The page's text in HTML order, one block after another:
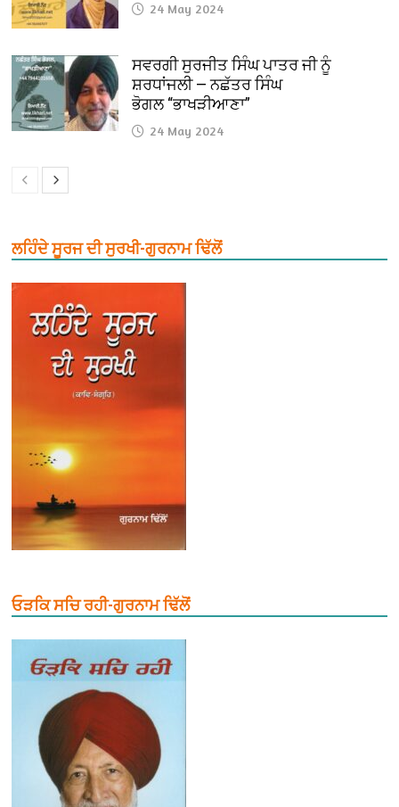
24 May 2024
ਸਵਰਗੀ ਸੁਰਜੀਤ ਸਿੰਘ ਪਾਤਰ ਜੀ ਨੂੰ
ਸ਼ਰਧਾਂਜਲੀ — ਨਛੱਤਰ ਸਿੰਘ
ਭੋਗਲ “ਭਾਖੜੀਆਣਾ”
24 May 2024
ਲਹਿੰਦੇ ਸੂਰਜ ਦੀ ਸੁਰਖੀ-ਗੁਰਨਾਮ ਢਿੱਲੋਂ
ਓੜਕਿ ਸਚਿ ਰਹੀ-ਗੁਰਨਾਮ ਢਿੱਲੋਂ